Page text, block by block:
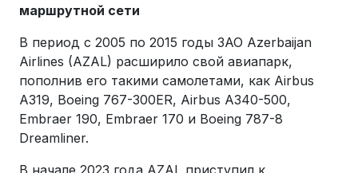
маршрутной сети
В период с 2005 по 2015 годы ЗАО Azerbaijan
Airlines (AZAL) расширило свой авиапарк,
пополнив его такими самолетами, как Airbus
A319, Boeing 767-300ER, Airbus A340-500,
Embraer 190, Embraer 170 и Boeing 787-8
Dreamliner.
В начале 2023 года AZAL приступил к